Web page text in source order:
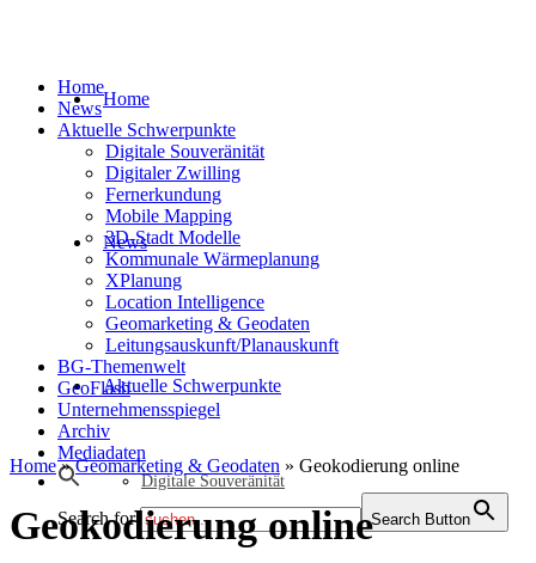
Home
News
Aktuelle Schwerpunkte
Digitale Souveränität
Home
News
Aktuelle Schwerpunkte
Digitale Souveränität
Digitaler Zwilling
Fernerkundung
Mobile Mapping
3D-Stadt Modelle
Kommunale Wärmeplanung
XPlanung
Location Intelligence
Geomarketing & Geodaten
Leitungsauskunft/Planauskunft
BG-Themenwelt
GeoFlash
Unternehmensspiegel
Archiv
Mediadaten
Search for: Search Button
Home»Geomarketing & Geodaten » Geokodierung online
Geokodierung online